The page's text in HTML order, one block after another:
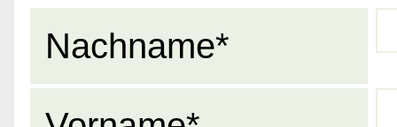
Nachname*